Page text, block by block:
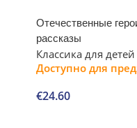
Отечественные
рассказы
Классика для детей
Доступно для
€24.60